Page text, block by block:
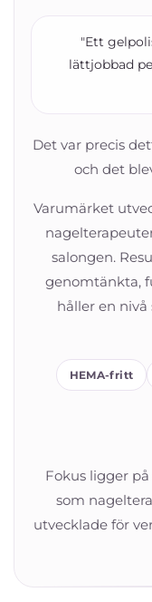
"Ett
lättjobbad
Det var precis
och det
Varumärket
salongen.
genomtänkta,
håller en
HEMA-fritt
Fokus ligger
som
utvecklade för